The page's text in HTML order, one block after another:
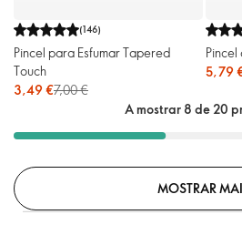
(146)
Pincel para Esfumar Tapered
Touch
3,49 €7,00 €
5,79
A mostrar 8 de 20
MOSTRAR